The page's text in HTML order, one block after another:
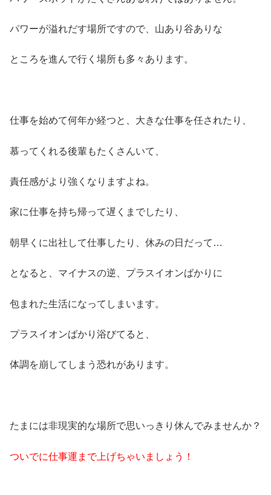
パワーが溢れだす場所ですので、山あり谷ありな
ところを進んで行く場所も多々あります。
仕事を始めて何年か経つと、大きな仕事を任されたり、
慕ってくれる後輩もたくさんいて、
責任感がより強くなりますよね。
家に仕事を持ち帰って遅くまでしたり、
朝早くに出社して仕事したり、休みの日だって…
となると、マイナスの逆、プラスイオンばかりに
包まれた生活になってしまいます。
プラスイオンばかり浴びてると、
体調を崩してしまう恐れがあります。
たまには非現実的な場所で思いっきり休んでみませんか？
ついでに仕事運まで上げちゃいましょう！